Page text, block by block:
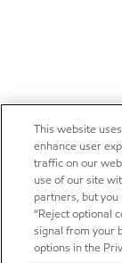
This website
enhance user
traffic on our
use of our site
partners, but
“Reject optional
signal from your
options in the